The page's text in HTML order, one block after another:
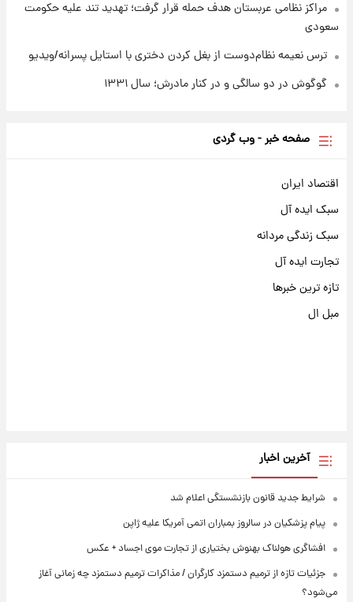
مراکز نظامی عربستان هدف حمله قرار گرفت؛ تهدید تند علیه حکومت
سعودی
ترس نعیمه نظام‌دوست از بغل کردن دختری با استایل پسرانه/ویدیو
گوگوش در دو سالگی و در کنار مادرش؛ سال ۱۳۳۱
صفحه خبر - وب گردی
اقتصاد ایران
سبک ایده آل
سبک زندگی مردانه
تجارت ایده آل
تازه ترین خبرها
مبل ال
آخرین اخبار
شرایط جدید قانون بازنشستگی اعلام شد
پیام پزشکیان در سالروز بمباران اتمی آمریکا علیه ژاپن
افشاگری هولناک بهنوش بختیاری از تجارت موی اجساد + عکس
جزئیات تازه از ترمیم دستمزد کارگران / مذاکرات ترمیم دستمزد چه زمانی آغاز
می‌شود؟